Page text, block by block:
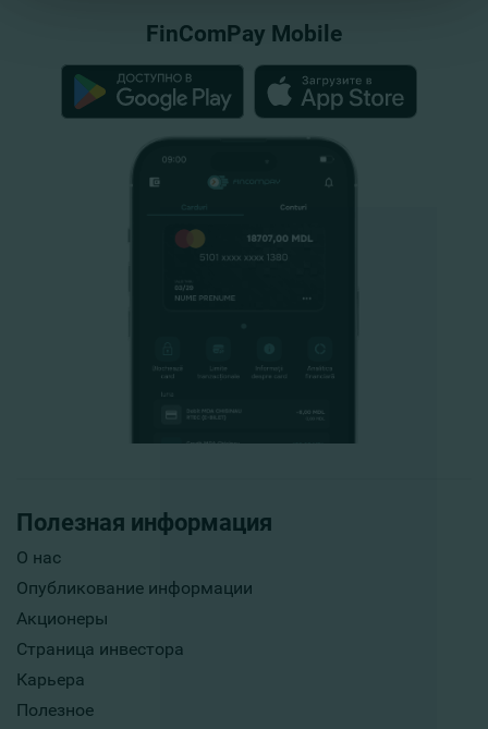
Полезная информация
О нас
Опубликование информации
Акционеры
Страница инвестора
Карьера
Полезное
FinComPay Mobile